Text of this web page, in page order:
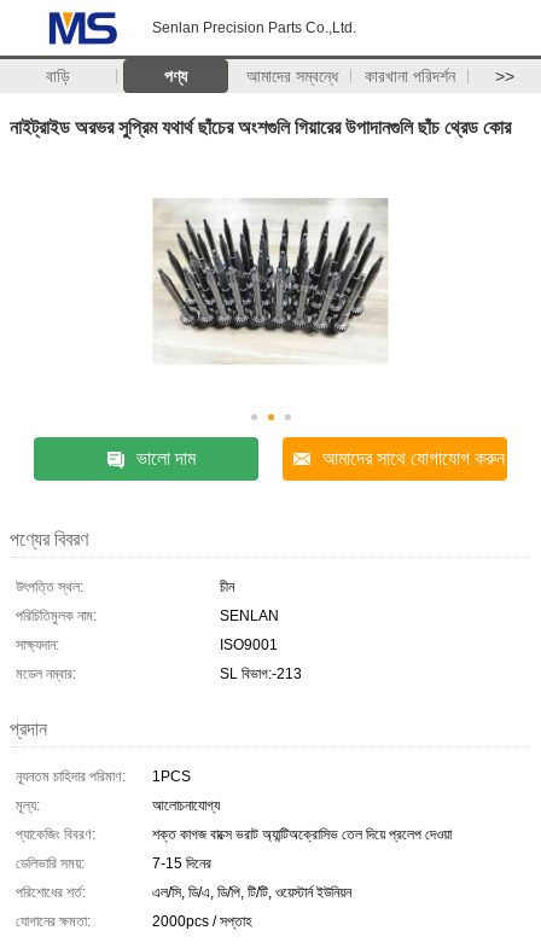
Senlan Precision Parts Co.,Ltd.
বাড়ি পণ্য আমাদের সম্বন্ধে কারখানা পরিদর্শন >>
নাইট্রাইড অরভর সুপ্রিম যথার্থ ছাঁচের অংশগুলি গিয়ারের উপাদানগুলি ছাঁচ থ্রেড কোর
ভালো দাম আমাদের সাথে যোগাযোগ করুন
পণ্যের বিবরণ
উৎপত্তি স্থল:
চীন
পরিচিতিমুলক নাম:
SENLAN
সাক্ষ্যদান:
ISO9001
মডেল নম্বার:
SL বিভাগ:-213
প্রদান
ন্যূনতম চাহিদার পরিমাণ:
1PCS
মূল্য:
আলোচনাযোগ্য
প্যাকেজিং বিবরণ:
শক্ত কাগজ বাক্সে ভরাট অ্যান্টিঅক্রোসিভ তেল দিয়ে প্রলেপ দেওয়া
ডেলিভারি সময়:
7-15 দিনের
পরিশোধের শর্ত:
এল/সি, ডি/এ, ডি/পি, টি/টি, ওয়েস্টার্ন ইউনিয়ন
যোগানের ক্ষমতা:
2000pcs / সপ্তাহ